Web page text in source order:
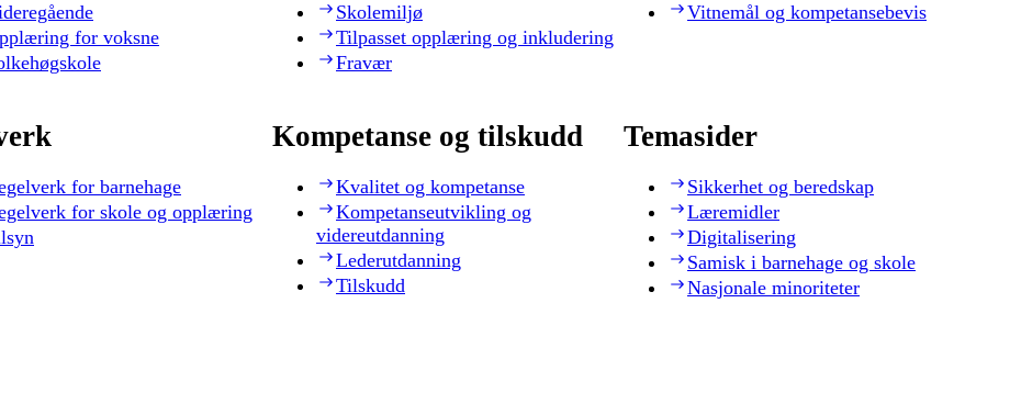
for voksne
Skolemiljø
Tilpasset opplæring og inkludering
Fravær
Vitnemål og kompetansebevis
for barnehage
for skole og opplæring
Kompetanse og tilskudd
Kvalitet og kompetanse
Kompetanseutvikling og
videreutdanning
Lederutdanning
Tilskudd
Temasider
Sikkerhet og beredskap
Læremidler
Digitalisering
Samisk i barnehage og skole
Nasjonale minoriteter